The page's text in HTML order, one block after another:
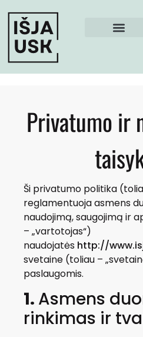
Privatumo ir
Ši privatumo politika
reglamentuoja asmens
naudojimą, saugojimą ir
– „vartotojas“)
naudojatės http://
svetaine (toliau –
paslaugomis.
1. Asmens
rinkimas ir